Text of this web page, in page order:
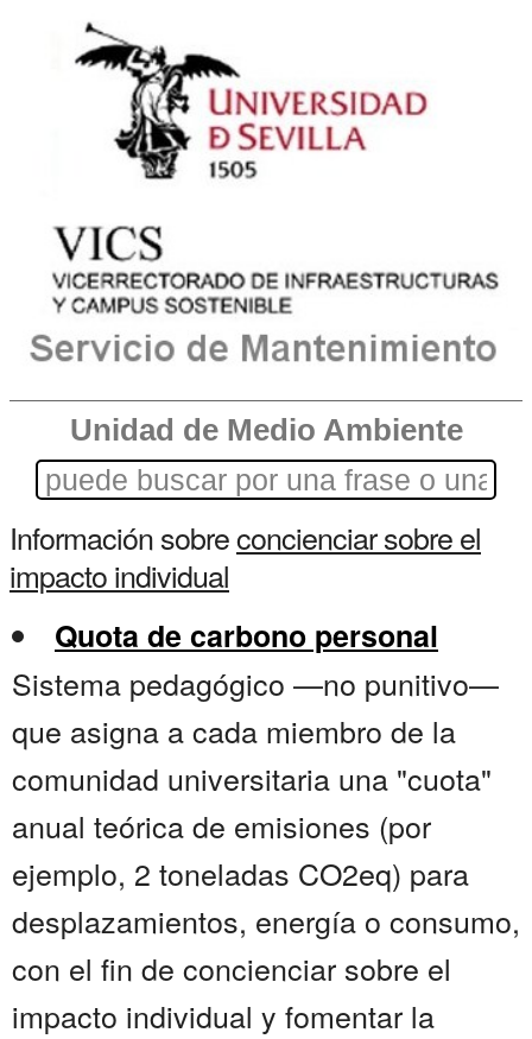
Unidad de Medio Ambiente
Información sobreconcienciar sobre el
impacto individual
Quota de carbono personal
Sistema pedagógico —no punitivo—
que asigna a cada miembro de la
comunidad universitaria una "cuota"
anual teórica de emisiones (por
ejemplo, 2 toneladas CO2eq) para
desplazamientos, energía o consumo,
con el fin de concienciar sobre el
impacto individual y fomentar la